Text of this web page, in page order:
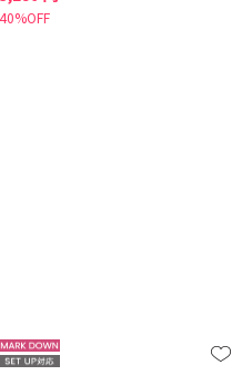
40%OFF